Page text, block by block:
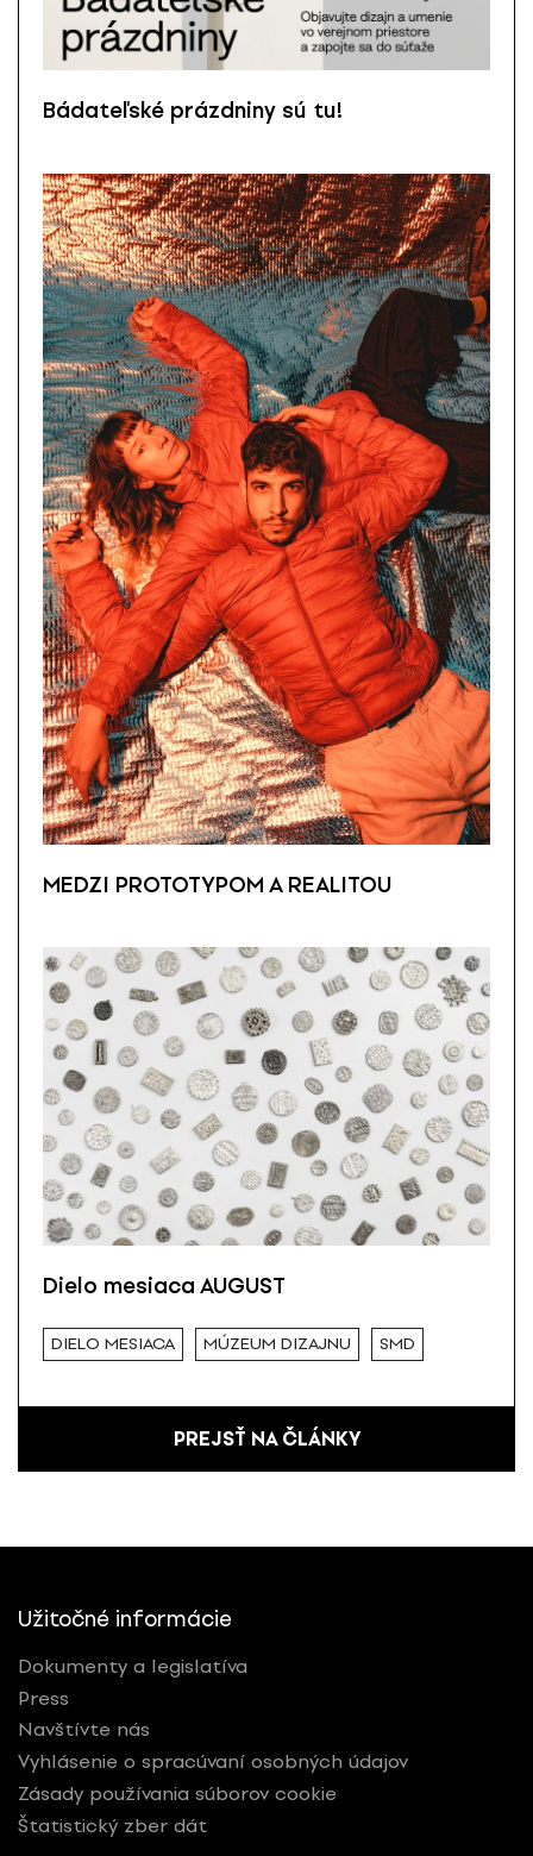
Bádateľské prázdniny sú tu!
MEDZI PROTOTYPOM A REALITOU
Dielo mesiaca AUGUST
DIELO MESIACA MÚZEUM DIZAJNU SMD
PREJSŤ NA ČLÁNKY
Užitočné informácie
Dokumenty a legislatíva
Press
Navštívte nás
Vyhlásenie o spracúvaní osobných údajov
Zásady používania súborov cookie
Štatistický zber dát